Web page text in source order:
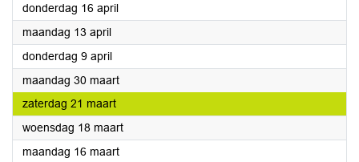
donderdag 16 april2026
maandag 13 april2026
donderdag 9 april2026
maandag 30 maart2026
zaterdag 21 maart2026
woensdag 18 maart2026
maandag 16 maart2026